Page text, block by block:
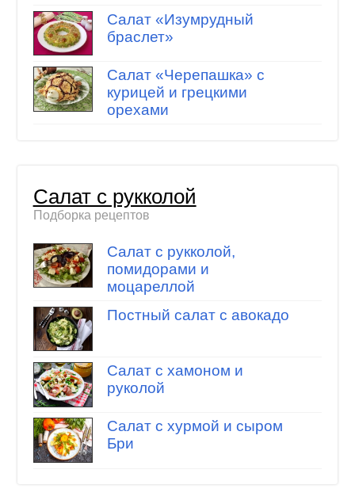
Салат «Изумрудный
браслет»
Салат «Черепашка» с
курицей и грецкими
орехами
Салат с рукколой
Подборка рецептов
Салат с рукколой,
помидорами и
моцареллой
Постный салат с авокадо
Салат с хамоном и
руколой
Салат с хурмой и сыром
Бри